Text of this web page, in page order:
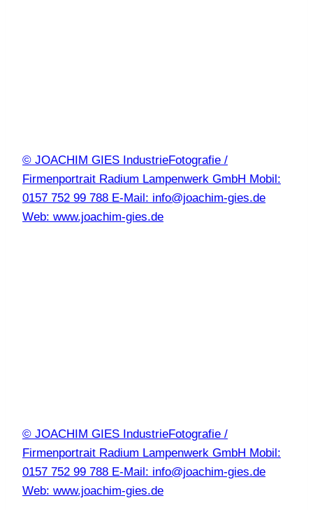
© JOACHIM GIES IndustrieFotografie /
Firmenportrait Radium Lampenwerk GmbH Mobil:
0157 752 99 788 E-Mail: info@joachim-gies.de
Web: www.joachim-gies.de
© JOACHIM GIES IndustrieFotografie /
Firmenportrait Radium Lampenwerk GmbH Mobil:
0157 752 99 788 E-Mail: info@joachim-gies.de
Web: www.joachim-gies.de